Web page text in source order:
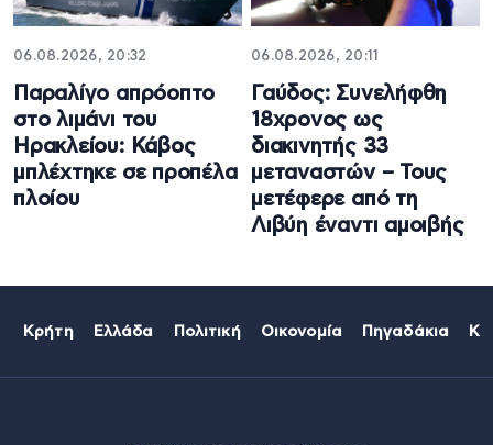
06.08.2026, 20:32
Παραλίγο απρόοπτο
στο λιμάνι του
Ηρακλείου: Κάβος
μπλέχτηκε σε προπέλα
πλοίου
06.08.2026, 20:11
Γαύδος: Συνελήφθη
18χρονος ως
διακινητής 33
μεταναστών – Τους
μετέφερε από τη
Λιβύη έναντι αμοιβής
Κρήτη Ελλάδα Πολιτική Οικονομία Πηγαδάκια